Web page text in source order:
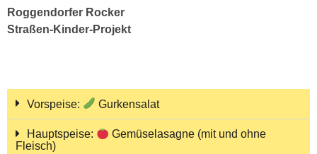
Roggendorfer Rocker
Straßen-Kinder-Projekt
Vorspeise: Gurkensalat
Hauptspeise:
Gemüselasagne (mit und ohne
Fleisch)